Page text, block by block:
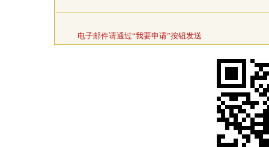
电子邮件请通过“我要申请”按钮发送